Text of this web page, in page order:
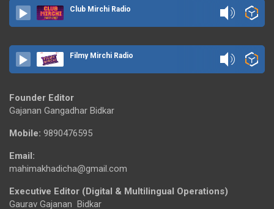
Club Mirchi Radio
Filmy Mirchi Radio
Founder Editor
Gajanan Gangadhar Bidkar
Mobile: 9890476595
Email:
mahimakhadicha@gmail.com
Executive Editor (Digital & Multilingual Operations)
Gaurav Gajanan Bidkar